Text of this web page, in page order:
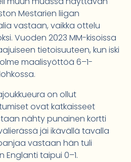
Mestarien liigan
vastaan, vaikka ottelu
Vuoden 2023 MM-kisoissa
tietoisuuteen, kun iski
maalisyöttöä 6–1-
on ollut
ovat katkaisseet
nähty punainen kortti
jäi ikävällä tavalla
vastaan hän tuli
Englanti taipui 0–1.